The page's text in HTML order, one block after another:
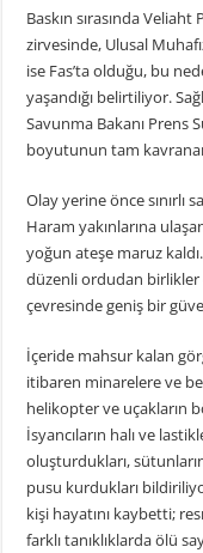
Baskın sırasında Veliaht
zirvesinde, Ulusal
ise Fas’ta olduğu, bu
yaşandığı belirtiliyor.
Savunma Bakanı Prens
boyutunun tam
Olay yerine önce sınırlı
Haram yakınlarına
yoğun ateşe maruz
düzenli ordudan
çevresinde geniş bir
İçeride mahsur kalan
itibaren minarelere ve
helikopter ve uçakların
İsyancıların halı ve
oluşturdukları,
pusu kurdukları
kişi hayatını kaybetti;
farklı tanıklıklarda ölü